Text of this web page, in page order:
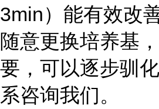
3min）能有效改
随意更换培养基
要，可以逐步驯
系咨询我们。